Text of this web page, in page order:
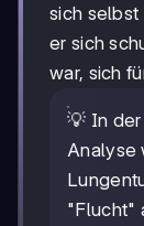
sich selbst
er sich
war, sich
💡 In
Analyse
"Flucht"